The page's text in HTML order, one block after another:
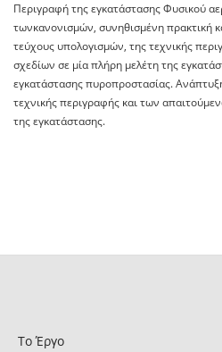
Περιγραφή της εγκατάστασης Φυσικού
τωνκανονισμών, συνηθισμένη πρακτική
τεύχους υπολογισμών, της τεχνικής
σχεδίων σε μία πλήρη μελέτη της
εγκατάστασης πυροπροστασίας.
τεχνικής περιγραφής και των
της εγκατάστασης.
Το Έργο